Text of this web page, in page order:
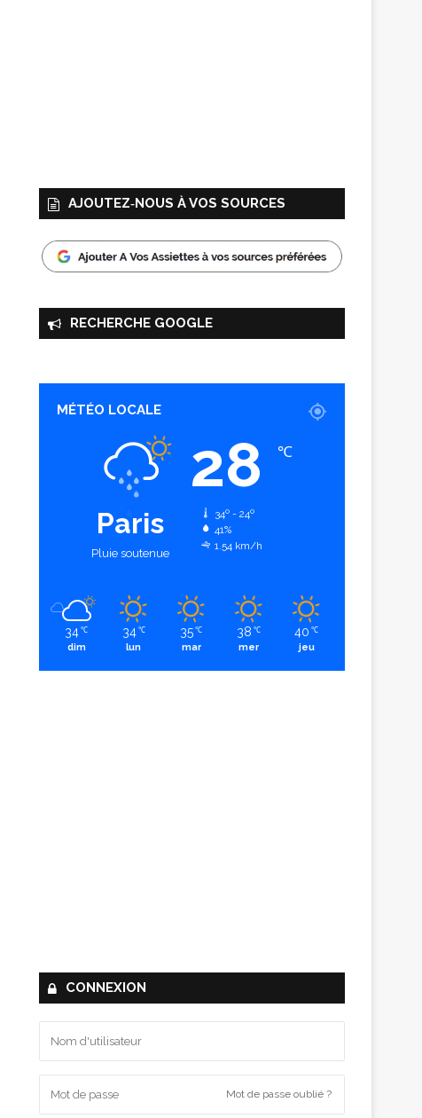
AJOUTEZ‑NOUS À VOS SOURCES
RECHERCHE GOOGLE
MÉTÉO LOCALE
Paris
Pluie soutenue
28 ℃
34º - 24º
41%
1.54 km/h
34 ℃
dim
34 ℃
lun
35 ℃
mar
38 ℃
mer
40 ℃
jeu
CONNEXION
Mot de passe oublié ?